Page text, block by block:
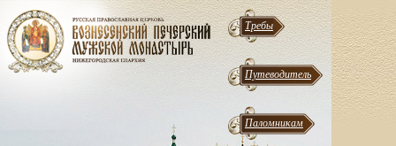
Требы
Путеводитель
Паломникам